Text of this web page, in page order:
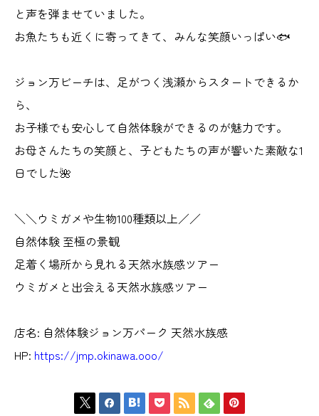
と声を弾ませていました。
お魚たちも近くに寄ってきて、みんな笑顔いっぱい🐟
ジョン万ビーチは、足がつく浅瀬からスタートできるか
ら、
お子様でも安心して自然体験ができるのが魅力です。
お母さんたちの笑顔と、子どもたちの声が響いた素敵な1
日でした🌺
＼＼ウミガメや生物100種類以上／／
自然体験 至極の景観
足着く場所から見れる天然水族感ツアー
ウミガメと出会える天然水族感ツアー
店名: 自然体験ジョン万パーク 天然水族感
HP: https://jmp.okinawa.ooo/
      